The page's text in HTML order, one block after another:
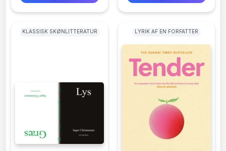
KLASSISK SKØNLITTERATUR LYRIK AF EN FORFATTER